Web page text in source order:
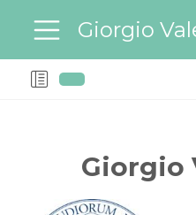
Giorgio
Giorgio